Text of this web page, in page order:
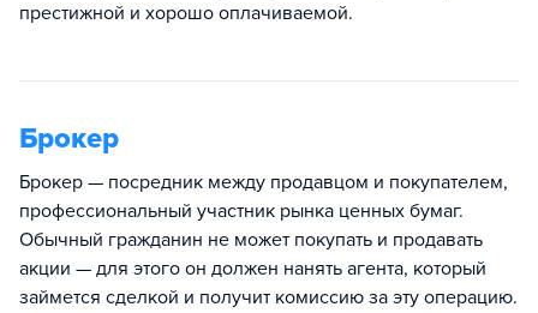
престижной и хорошо оплачиваемой.
Брокер
Брокер — посредник между продавцом и покупателем,
профессиональный участник рынка ценных бумаг.
Обычный гражданин не может покупать и продавать
акции — для этого он должен нанять агента, который
займется сделкой и получит комиссию за эту операцию.